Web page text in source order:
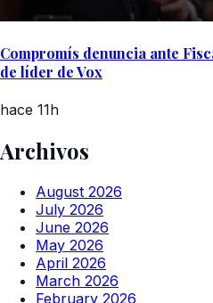
Compromís denuncia ante
de líder de Vox
hace 11h
Archivos
August 2026
July 2026
June 2026
May 2026
April 2026
March 2026
February 2026